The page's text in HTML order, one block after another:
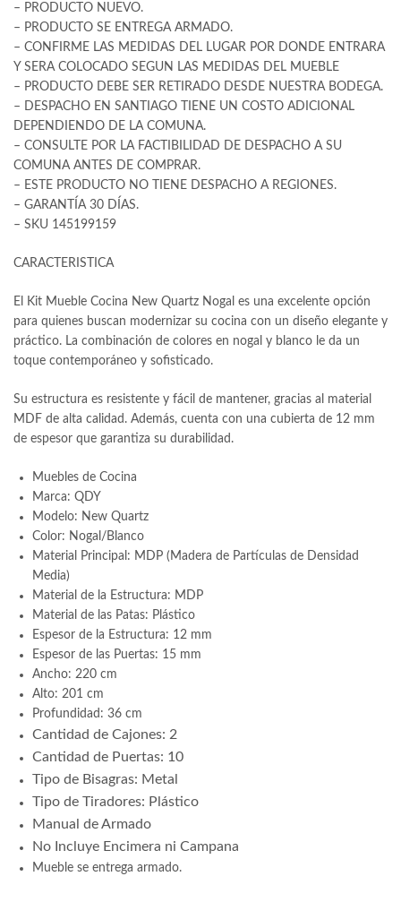
– PRODUCTO NUEVO.
– PRODUCTO SE ENTREGA ARMADO.
– CONFIRME LAS MEDIDAS DEL LUGAR POR DONDE ENTRARA
Y SERA COLOCADO SEGUN LAS MEDIDAS DEL MUEBLE
– PRODUCTO DEBE SER RETIRADO DESDE NUESTRA BODEGA.
– DESPACHO EN SANTIAGO TIENE UN COSTO ADICIONAL
DEPENDIENDO DE LA COMUNA.
– CONSULTE POR LA FACTIBILIDAD DE DESPACHO A SU
COMUNA ANTES DE COMPRAR.
– ESTE PRODUCTO NO TIENE DESPACHO A REGIONES.
– GARANTÍA 30 DÍAS.
– SKU 145199159
CARACTERISTICA
El Kit Mueble Cocina New Quartz Nogal es una excelente opción
para quienes buscan modernizar su cocina con un diseño elegante y
práctico. La combinación de colores en nogal y blanco le da un
toque contemporáneo y sofisticado.
Su estructura es resistente y fácil de mantener, gracias al material
MDF de alta calidad. Además, cuenta con una cubierta de 12 mm
de espesor que garantiza su durabilidad.
Muebles de Cocina
Marca: QDY
Modelo: New Quartz
Color: Nogal/Blanco
Material Principal: MDP (Madera de Partículas de Densidad
Media)
Material de la Estructura: MDP
Material de las Patas: Plástico
Espesor de la Estructura: 12 mm
Espesor de las Puertas: 15 mm
Ancho: 220 cm
Alto: 201 cm
Profundidad: 36 cm
Cantidad de Cajones: 2
Cantidad de Puertas: 10
Tipo de Bisagras: Metal
Tipo de Tiradores: Plástico
Manual de Armado
No Incluye Encimera ni Campana
Mueble se entrega armado.